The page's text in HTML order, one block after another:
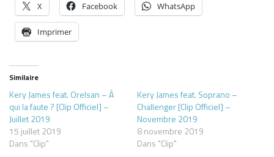
X Facebook WhatsApp
Imprimer
Similaire
Kery James feat. Orelsan – À
qui la faute ? [Clip Officiel] –
Juillet 2019
15 juillet 2019
Dans "Clip"
Kery James feat. Soprano –
Challenger [Clip Officiel] –
Novembre 2019
8 novembre 2019
Dans "Clip"